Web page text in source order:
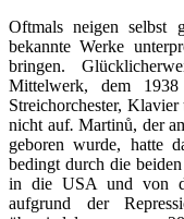
Oftmals neigen selbst
bekannte Werke
bringen.
Mittelwerk, dem
Streichorchester,
nicht auf.Martinů, der
geboren wurde, hatte
bedingt durch die
in die USA und von
aufgrund der